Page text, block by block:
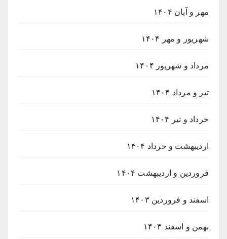
مهر و آبان ۱۴۰۴
شهریور و مهر ۱۴۰۴
مرداد و شهریور ۱۴۰۴
تیر و مرداد ۱۴۰۴
خرداد و تیر ۱۴۰۴
اردیبهشت و خرداد ۱۴۰۴
فروردین و اردیبهشت ۱۴۰۴
اسفند و فروردین ۱۴۰۳
بهمن و اسفند ۱۴۰۳